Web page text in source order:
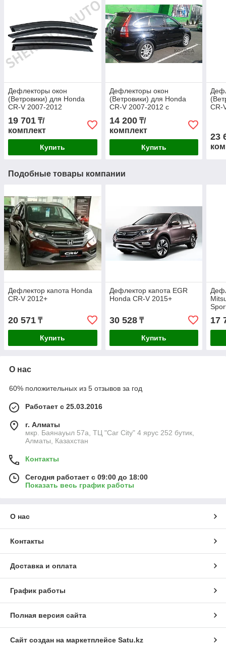
Дефлекторы окон
(Ветровики) для Honda
CR-V 2007-2012
19 701 ₸/
комплект
Купить
Дефлекторы окон
(Ветровики) для Honda
CR-V 2007-2012 с
хромированным
молдингом и креплением
OEM
14 200₸/
комплект
Купить
CR-
23
Подобные товары компании
Дефлектор капота Honda
CR-V 2012+
20 571 ₸
Купить
Дефлектор капота EGR
Honda CR-V 2015+
30 528₸
Купить
17
О нас
60% положительных из 5 отзывов за год
Работает с 25.03.2016
г. Алматы
мкр. Баянауыл 57а, ТЦ "Car Сity" 4 ярус 252 бутик,
Алматы, Казахстан
Контакты
Сегодня работает с 09:00 до 18:00
Показать весь график работы
О нас
Контакты
Доставка и оплата
График работы
Полная версия сайта
Сайт создан на маркетплейсе Satu.kz